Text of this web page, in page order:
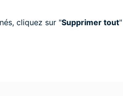
cliquez sur "Supprimer tout"